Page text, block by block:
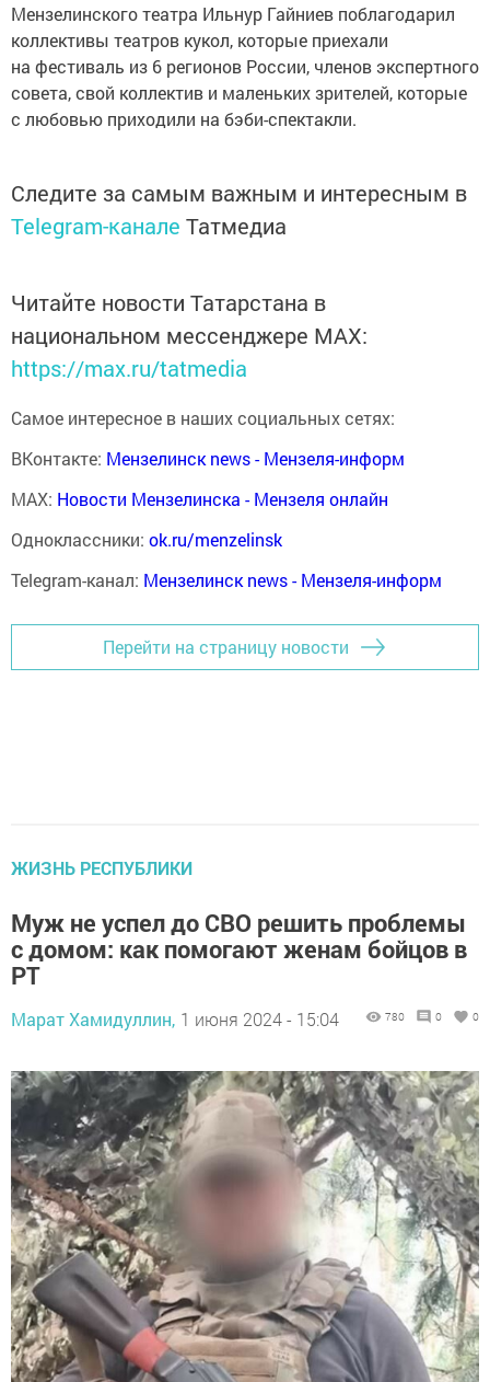
Мензелинского театра Ильнур Гайниев поблагодарил
коллективы театров кукол, которые приехали
на фестиваль из 6 регионов России, членов экспертного
совета, свой коллектив и маленьких зрителей, которые
с любовью приходили на бэби-спектакли.
Следите за самым важным и интересным в
Telegram-канале Татмедиа
Читайте новости Татарстана в
национальном мессенджере MАХ:
https://max.ru/tatmedia
Самое интересное в наших социальных сетях:
ВКонтакте: Мензелинск news - Мензеля-информ
MAX: Новости Мензелинска - Мензеля онлайн
Одноклассники: ok.ru/menzelinsk
Telegram-канал: Мензелинск news - Мензеля-информ
Перейти на страницу новости
ЖИЗНЬ РЕСПУБЛИКИ
Муж не успел до СВО решить проблемы
с домом: как помогают женам бойцов в
РТ
Марат Хамидуллин, 1 июня 2024 - 15:04 780 0 0